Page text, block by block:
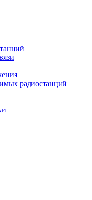
радиостанций